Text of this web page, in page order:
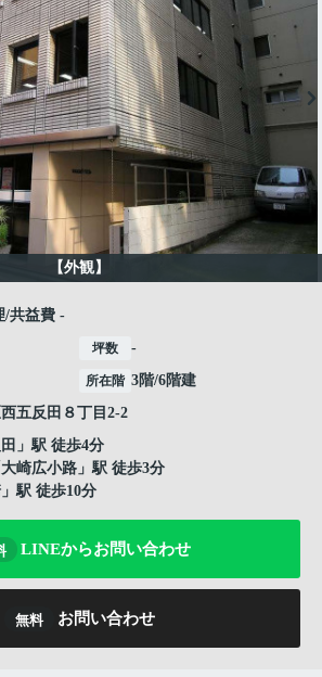
【外観】
益費 -
坪数 -
所在階 3階/6階建
西五反田 ８丁目2-2
」駅 徒歩4分
大崎広小路 」駅 徒歩3分
」駅 徒歩10分
LINEからお問い合わせ
無料 お問い合わせ